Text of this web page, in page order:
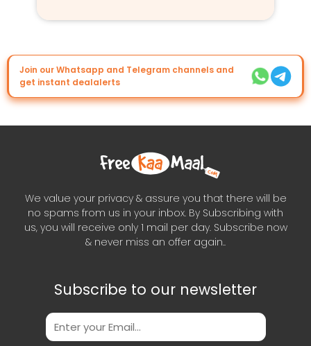
Join our Whatsapp and Telegram channels and
get instant dealalerts
We value your privacy & assure you that there will be
no spams from us in your inbox. By Subscribing with
us, you will receive only 1 mail per day. Subscribe now
& never miss an offer again..
Subscribe to our newsletter